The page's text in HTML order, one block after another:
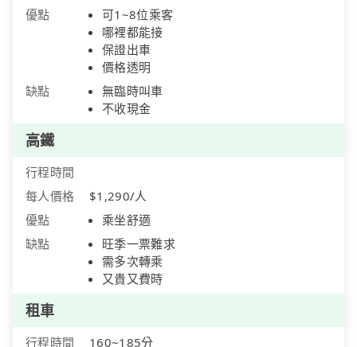
優點
可1~8位乘客
哪裡都能接
保證出車
價格透明
缺點
無臨時叫車
不收現金
高鐵
行程時間
每人價格
$1,290/人
優點
乘坐舒適
缺點
旺季一票難求
需多次轉乘
又貴又費時
租車
行程時間
160~185分